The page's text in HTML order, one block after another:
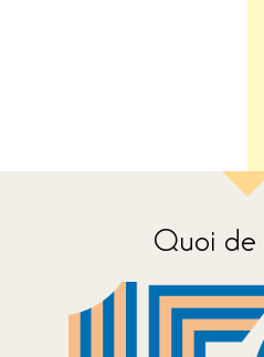
Quoi de